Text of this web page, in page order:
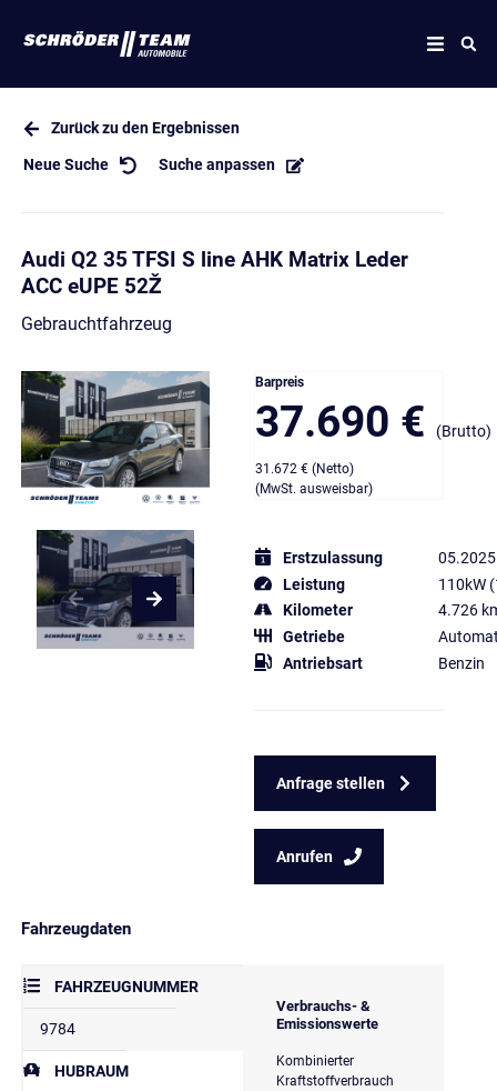
Zurück zu den Ergebnissen
Neue Suche Suche anpassen
Audi Q2 35 TFSI S line AHK Matrix Leder
ACC eUPE 52Ž
Gebrauchtfahrzeug
Barpreis
37.690 € (Brutto)
31.672 € (Netto)
(MwSt. ausweisbar)
Erstzulassung
05.2025
Leistung
110kW
Kilometer
4.726
Getriebe
Antriebsart
Benzin
Anfrage stellen
Anrufen
Fahrzeugdaten
FAHRZEUGNUMMER
9784
HUBRAUM
Verbrauchs- &
Emissionswerte
Kombinierter
Kraftstoffverbrauch